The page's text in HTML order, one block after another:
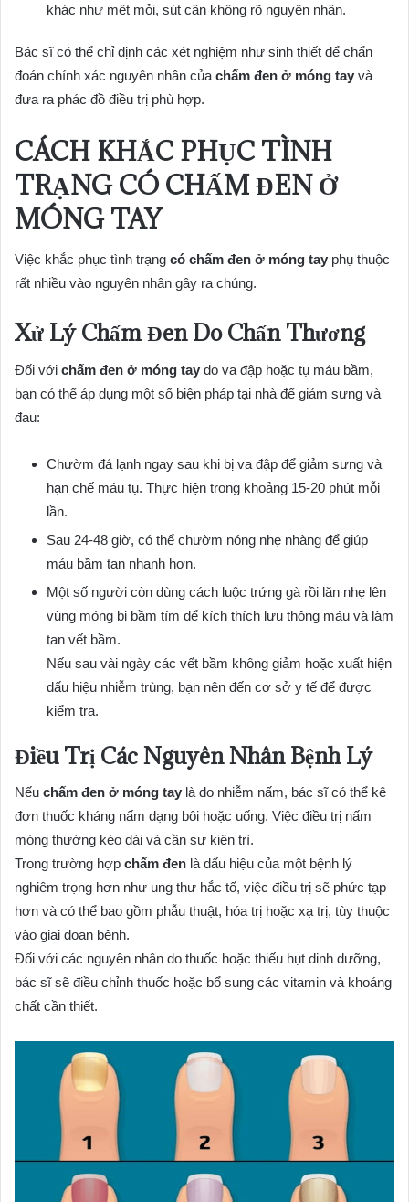
khác như mệt mỏi, sút cân không rõ nguyên nhân.
Bác sĩ có thể chỉ định các xét nghiệm như sinh thiết để chẩn
đoán chính xác nguyên nhân của chấm đen ở móng tay và
đưa ra phác đồ điều trị phù hợp.
CÁCH KHẮC PHỤC TÌNH
TRẠNG CÓ CHẤM ĐEN Ở
MÓNG TAY
Việc khắc phục tình trạng có chấm đen ở móng tay phụ thuộc
rất nhiều vào nguyên nhân gây ra chúng.
Xử Lý Chấm Đen Do Chấn Thương
Đối với chấm đen ở móng tay do va đập hoặc tụ máu bầm,
bạn có thể áp dụng một số biện pháp tại nhà để giảm sưng và
đau:
Chườm đá lạnh ngay sau khi bị va đập để giảm sưng và
hạn chế máu tụ. Thực hiện trong khoảng 15-20 phút mỗi
lần.
Sau 24-48 giờ, có thể chườm nóng nhẹ nhàng để giúp
máu bầm tan nhanh hơn.
Một số người còn dùng cách luộc trứng gà rồi lăn nhẹ lên
vùng móng bị bầm tím để kích thích lưu thông máu và làm
tan vết bầm.
Nếu sau vài ngày các vết bầm không giảm hoặc xuất hiện
dấu hiệu nhiễm trùng, bạn nên đến cơ sở y tế để được
kiểm tra.
Điều Trị Các Nguyên Nhân Bệnh Lý
Nếu chấm đen ở móng tay là do nhiễm nấm, bác sĩ có thể kê
đơn thuốc kháng nấm dạng bôi hoặc uống. Việc điều trị nấm
móng thường kéo dài và cần sự kiên trì.
Trong trường hợp chấm đen là dấu hiệu của một bệnh lý
nghiêm trọng hơn như ung thư hắc tố, việc điều trị sẽ phức tạp
hơn và có thể bao gồm phẫu thuật, hóa trị hoặc xạ trị, tùy thuộc
vào giai đoạn bệnh.
Đối với các nguyên nhân do thuốc hoặc thiếu hụt dinh dưỡng,
bác sĩ sẽ điều chỉnh thuốc hoặc bổ sung các vitamin và khoáng
chất cần thiết.